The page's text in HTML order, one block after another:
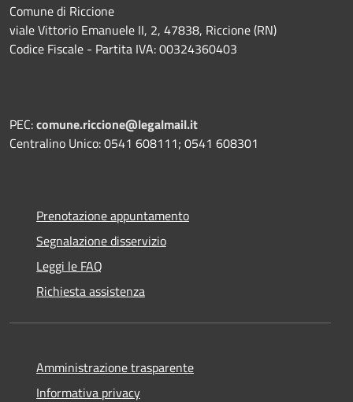
Comune di Riccione
viale Vittorio Emanuele II, 2, 47838, Riccione (RN)
Codice Fiscale - Partita IVA: 00324360403
PEC:comune.riccione@legalmail.it
Centralino Unico: 0541 608111; 0541 608301
Prenotazione appuntamento
Segnalazione disservizio
Leggi le FAQ
Richiesta assistenza
Amministrazione trasparente
Informativa privacy